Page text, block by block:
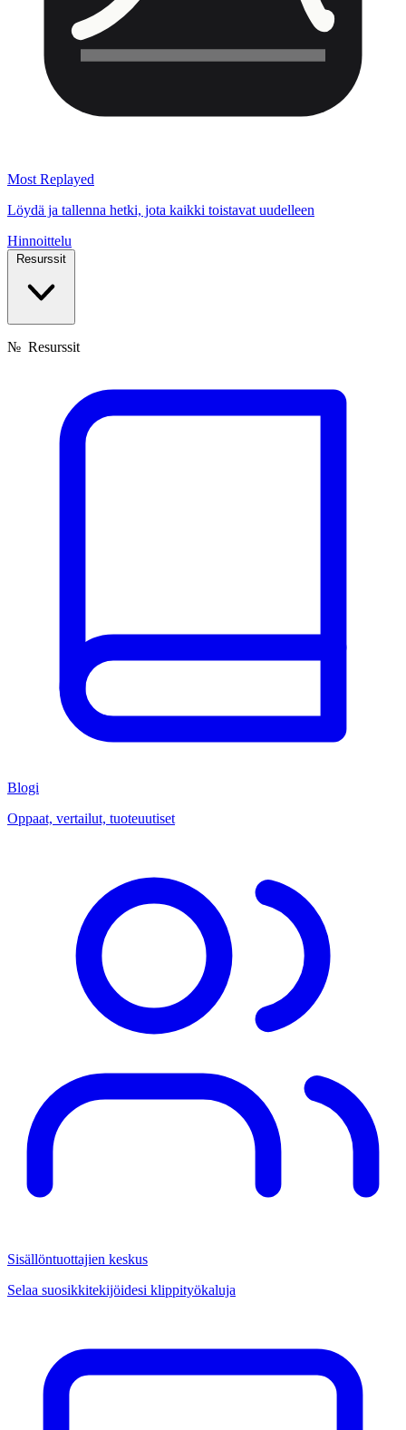
Most Replayed
Löydä ja tallenna hetki, jota kaikki toistavat uudelleen
Hinnoittelu
Resurssit
№ Resurssit
Blogi
Oppaat, vertailut, tuoteuutiset
Sisällöntuottajien keskus
Selaa suosikkitekijöidesi klippityökaluja